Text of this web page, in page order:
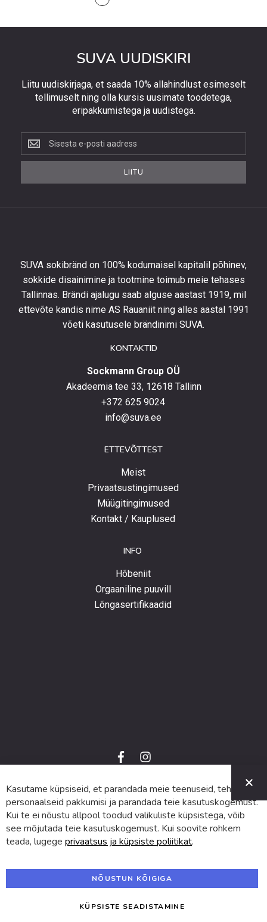
SUVA UUDISKIRI
Liitu uudiskirjaga, et saada 10% allahindlust esimeselt
tellimuselt ning olla kursis uusimate toodetega,
eripakkumistega ja uudistega.
Liitu
uudiskirjaga,
et
kursis
uusimate
toodetega,
eripakkumistega
LIITU
SUVA sokibränd on 100% kodumaisel kapitalil põhinev,
sokkide disainimine ja tootmine toimub meie tehases
Tallinnas. Brändi ajalugu saab alguse aastast 1919, mil
ettevõte kandis nime AS Rauaniit ning alles aastal 1991
võeti kasutusele brändinimi SUVA.
KONTAKTID
Sockmann Group OÜ
Akadeemia tee 33, 12618 Tallinn
+372 625 9024
info@suva.ee
ETTEVÕTTEST
Meist
Privaatsustingimused
Müügitingimused
Kontakt / Kauplused
INFO
Hõbeniit
Orgaaniline puuvill
Lõngasertifikaadid
f
a
e
b
o
o
k
i
n
t
a
g
r
a
m
© 2024 SUVA. Kõik õigused kaitstud.
Kasutame küpsiseid, et parandada meie teenuseid, teha
personaalseid pakkumisi ja parandada teie kasutuskogemust.
Kui te ei nõustu allpool toodud valikuliste küpsistega, võib
see mõjutada teie kasutuskogemust. Kui soovite rohkem
teada, lugege privaatsus ja küpsiste poliitikat.
NÕUSTUN KÕIGIGA
KÜPSISTE SEADISTAMINE